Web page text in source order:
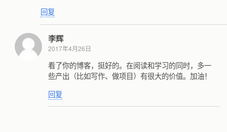
回复
李辉
2017年4月26日
看了你的博客，挺好的。在阅读和学习的同时，多一
些产出（比如写作、做项目）有很大的价值。加油！
回复